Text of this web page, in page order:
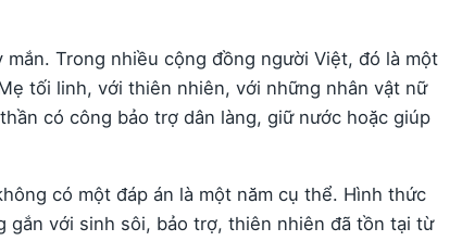
Trong nhiều cộng đồng người Việt, đó là một
tối linh, với thiên nhiên, với những nhân vật nữ
có công bảo trợ dân làng, giữ nước hoặc giúp
có một đáp án là một năm cụ thể. Hình thức
gắn với sinh sôi, bảo trợ, thiên nhiên đã tồn tại từ